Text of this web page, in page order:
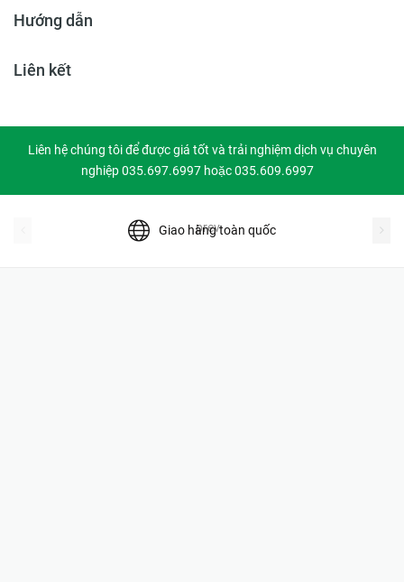
Hướng dẫn
Liên kết
Liên hệ chúng tôi để được giá tốt và trải nghiệm dịch vụ chuyên
nghiệp 035.697.6997 hoặc 035.609.6997
Giao hàng toàn quốc
prev